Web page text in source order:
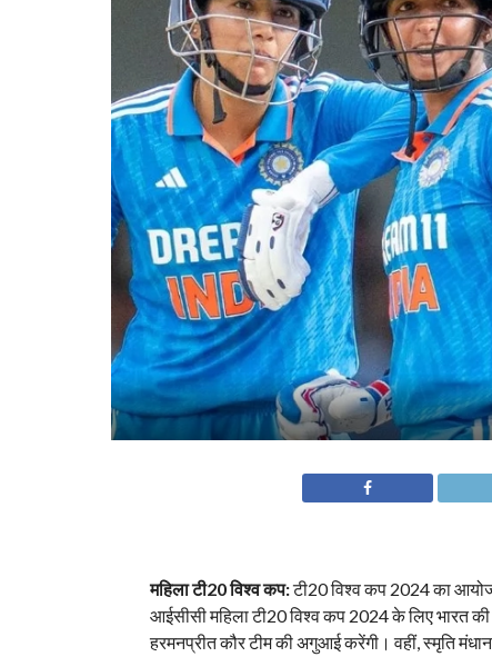
महिला टी20 विश्व कप:टी20 विश्व कप 2024 का
आईसीसी महिला टी20 विश्व कप 2024 के लिए भारत
हरमनप्रीत कौर टीम की अगुआई करेंगी। वहीं, स्मृति